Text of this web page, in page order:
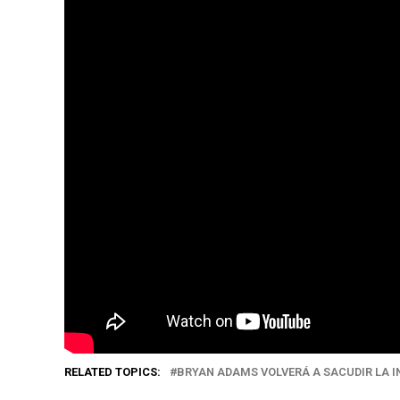
RELATED TOPICS: BRYAN ADAMS VOLVERÁ A SACUDIR LA